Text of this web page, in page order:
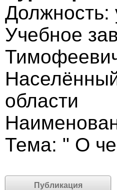
Должность:
Учебное
области
Тема: " О
Публикация